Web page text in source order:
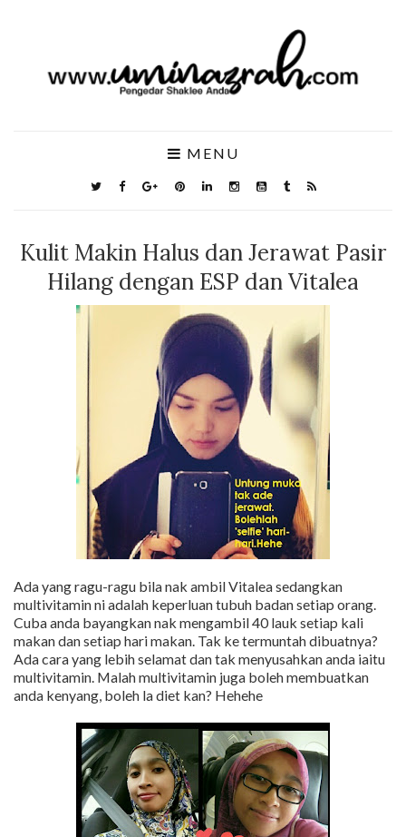
MENU
Kulit Makin Halus dan Jerawat Pasir
Hilang dengan ESP dan Vitalea
Ada yang ragu-ragu bila nak ambil Vitalea sedangkan
multivitamin ni adalah keperluan tubuh badan setiap orang.
Cuba anda bayangkan nak mengambil 40 lauk setiap kali
makan dan setiap hari makan. Tak ke termuntah dibuatnya?
Ada cara yang lebih selamat dan tak menyusahkan anda iaitu
multivitamin. Malah multivitamin juga boleh membuatkan
anda kenyang, boleh la diet kan? Hehehe